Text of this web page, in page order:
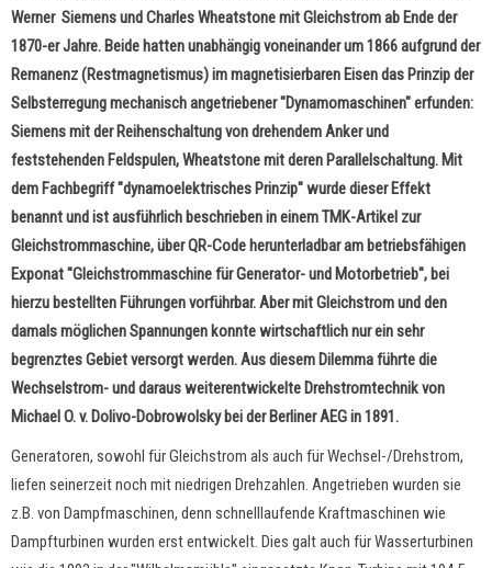
Werner Siemens und Charles Wheatstone mit Gleichstrom ab Ende der
1870-er Jahre. Beide hatten unabhängig voneinander um 1866 aufgrund der
Remanenz (Restmagnetismus) im magnetisierbaren Eisen das Prinzip der
Selbsterregung mechanisch angetriebener "Dynamomaschinen" erfunden:
Siemens mit der Reihenschaltung von drehendem Anker und
feststehenden Feldspulen, Wheatstone mit deren Parallelschaltung. Mit
dem Fachbegriff "dynamoelektrisches Prinzip" wurde dieser Effekt
benannt und ist ausführlich beschrieben in einem TMK-Artikel zur
Gleichstrommaschine, über QR-Code herunterladbar am betriebsfähigen
Exponat "Gleichstrommaschine für Generator- und Motorbetrieb", bei
hierzu bestellten Führungen vorführbar. Aber mit Gleichstrom und den
damals möglichen Spannungen konnte wirtschaftlich nur ein sehr
begrenztes Gebiet versorgt werden. Aus diesem Dilemma führte die
Wechselstrom- und daraus weiterentwickelte Drehstromtechnik von
Michael O. v. Dolivo-Dobrowolsky bei der Berliner AEG in 1891.
Generatoren, sowohl für Gleichstrom als auch für Wechsel-/Drehstrom,
liefen seinerzeit noch mit niedrigen Drehzahlen. Angetrieben wurden sie
z.B. von Dampfmaschinen, denn schnelllaufende Kraftmaschinen wie
Dampfturbinen wurden erst entwickelt. Dies galt auch für Wasserturbinen